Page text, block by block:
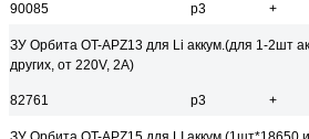
90085 р3 +
ЗУ Орбита OT-APZ13 для Li аккум.(для 1-2шт
других, от 220V, 2А)
82761 р3 +